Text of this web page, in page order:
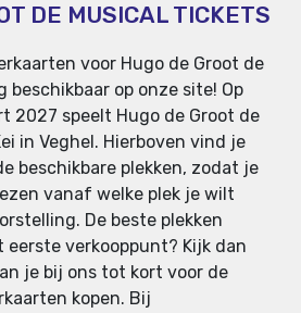
DE MUSICAL TICKETS
voor Hugo de Groot de
beschikbaar op onze site! Op
2027 speelt Hugo de Groot de
in Veghel. Hierboven vind je
beschikbare plekken, zodat je
vanaf welke plek je wilt
De beste plekken
eerste verkooppunt? Kijk dan
je bij ons tot kort voor de
kopen. Bij